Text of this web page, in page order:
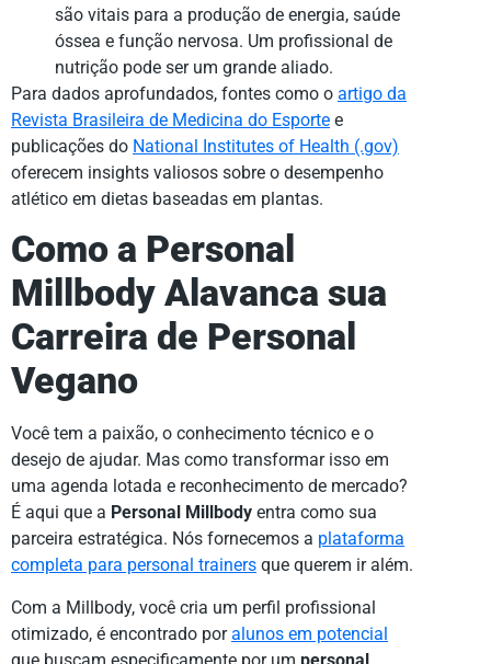
são vitais para a produção de energia, saúde
óssea e função nervosa. Um profissional de
nutrição pode ser um grande aliado.
Para dados aprofundados, fontes como o artigo da
Revista Brasileira de Medicina do Esporte e
publicações do National Institutes of Health (.gov)
oferecem insights valiosos sobre o desempenho
atlético em dietas baseadas em plantas.
Como a Personal
Millbody Alavanca sua
Carreira de Personal
Vegano
Você tem a paixão, o conhecimento técnico e o
desejo de ajudar. Mas como transformar isso em
uma agenda lotada e reconhecimento de mercado?
É aqui que a Personal Millbody entra como sua
parceira estratégica. Nós fornecemos a plataforma
completa para personal trainers que querem ir além.
Com a Millbody, você cria um perfil profissional
otimizado, é encontrado poralunos em potencial
que buscam especificamente por um personal